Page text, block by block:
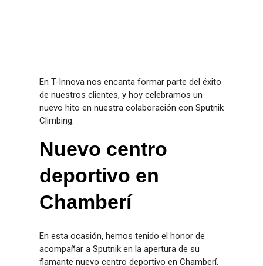
En T-Innova nos encanta formar parte del éxito
de nuestros clientes, y hoy celebramos un
nuevo hito en nuestra colaboración con Sputnik
Climbing.
Nuevo centro
deportivo en
Chamberí
En esta ocasión, hemos tenido el honor de
acompañar a Sputnik en la apertura de su
flamante nuevo centro deportivo en Chamberí.